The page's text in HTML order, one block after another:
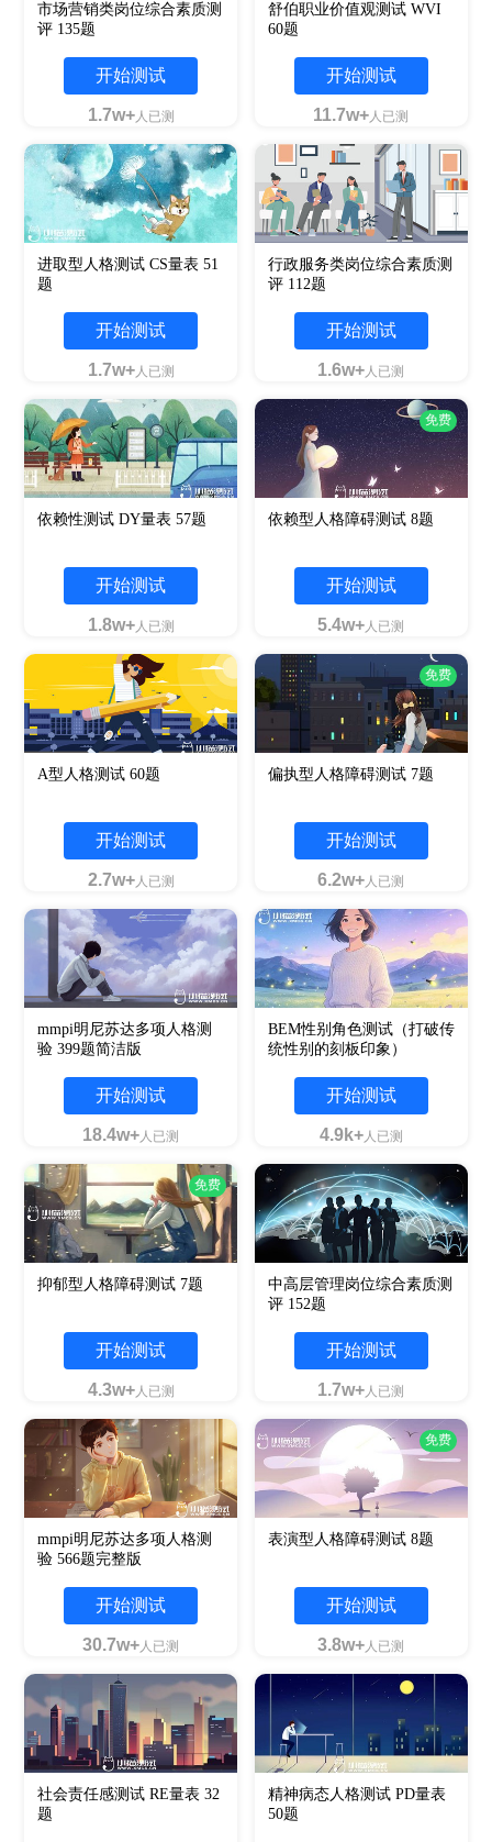
市场营销类岗位综合素质测
评 135题
开始测试
1.7w+人已测
舒伯职业价值观测试 WVI
60题
开始测试
11.7w+人已测
进取型人格测试 CS量表 51
题
开始测试
1.7w+人已测
行政服务类岗位综合素质测
评 112题
开始测试
1.6w+人已测
依赖性测试 DY量表 57题
开始测试
1.8w+人已测
免费
依赖型人格障碍测试 8题
开始测试
5.4w+人已测
A型人格测试 60题
开始测试
2.7w+人已测
免费
偏执型人格障碍测试 7题
开始测试
6.2w+人已测
mmpi明尼苏达多项人格测
验 399题简洁版
开始测试
18.4w+人已测
BEM性别角色测试（打破传
统性别的刻板印象）
开始测试
4.9k+人已测
免费
抑郁型人格障碍测试 7题
开始测试
4.3w+人已测
中高层管理岗位综合素质测
评 152题
开始测试
1.7w+人已测
mmpi明尼苏达多项人格测
验 566题完整版
开始测试
30.7w+人已测
免费
表演型人格障碍测试 8题
开始测试
3.8w+人已测
社会责任感测试 RE量表 32
题
精神病态人格测试 PD量表
50题